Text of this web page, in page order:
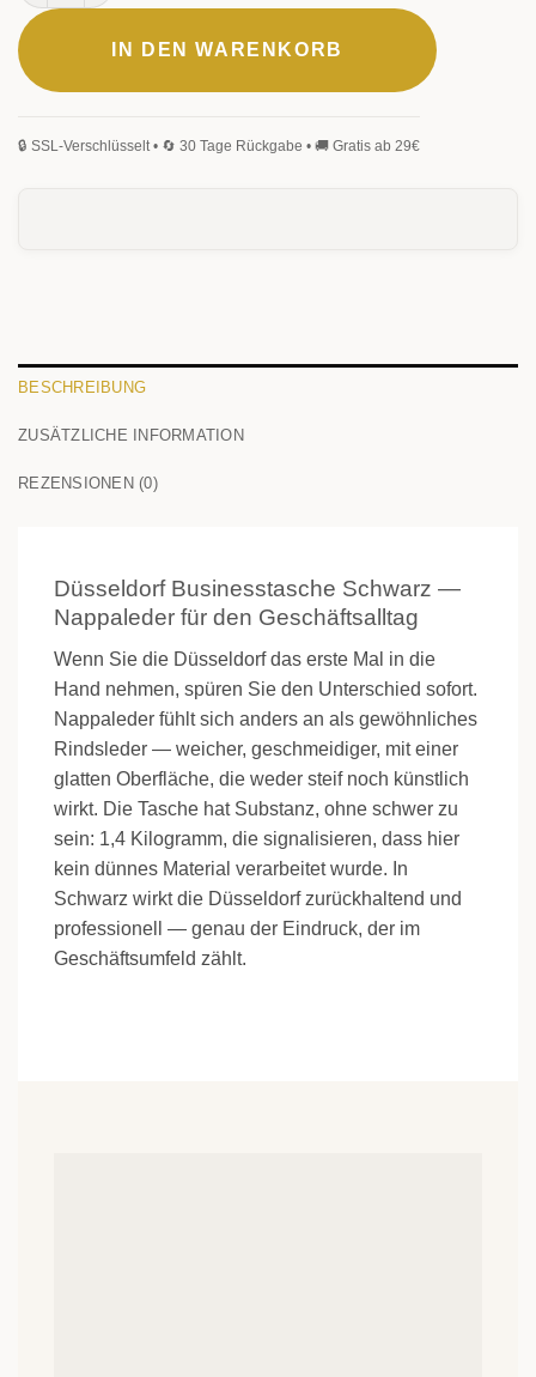
IN DEN WARENKORB
BESCHREIBUNG
ZUSÄTZLICHE INFORMATION
REZENSIONEN (0)
Düsseldorf Businesstasche Schwarz —
Nappaleder für den Geschäftsalltag
Wenn Sie die Düsseldorf das erste Mal in die
Hand nehmen, spüren Sie den Unterschied sofort.
Nappaleder fühlt sich anders an als gewöhnliches
Rindsleder — weicher, geschmeidiger, mit einer
glatten Oberfläche, die weder steif noch künstlich
wirkt. Die Tasche hat Substanz, ohne schwer zu
sein: 1,4 Kilogramm, die signalisieren, dass hier
kein dünnes Material verarbeitet wurde. In
Schwarz wirkt die Düsseldorf zurückhaltend und
professionell — genau der Eindruck, der im
Geschäftsumfeld zählt.